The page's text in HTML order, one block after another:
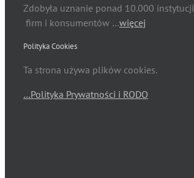
Zdobyła uznanie ponad 10.000 instytucji
firm i konsumentów …więcej
Polityka Cookies
Ta strona używa plików cookies.
…Polityka Prywatności i RODO